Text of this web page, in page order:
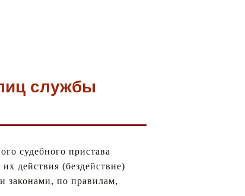
службы
судебного пристава
действия (бездействие)
законами, по правилам,